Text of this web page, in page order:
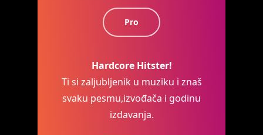
Pro
Hardcore Hitster!
Ti si zaljubljenik u muziku i znaš
svaku pesmu,izvođača i godinu
izdavanja.